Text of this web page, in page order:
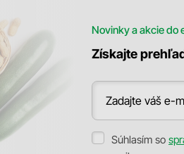
Novinky a akcie do
Získajte
Zadajte váš e-
Súhlasím so